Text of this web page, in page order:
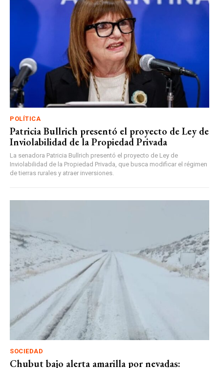
POLÍTICA
Patricia Bullrich presentó el proyecto de Ley de
Inviolabilidad de la Propiedad Privada
La senadora Patricia Bullrich presentó el proyecto de Ley de
Inviolabilidad de la Propiedad Privada, que busca modificar el régimen
de tierras rurales y atraer inversiones.
SOCIEDAD
Chubut bajo alerta amarilla por nevadas: